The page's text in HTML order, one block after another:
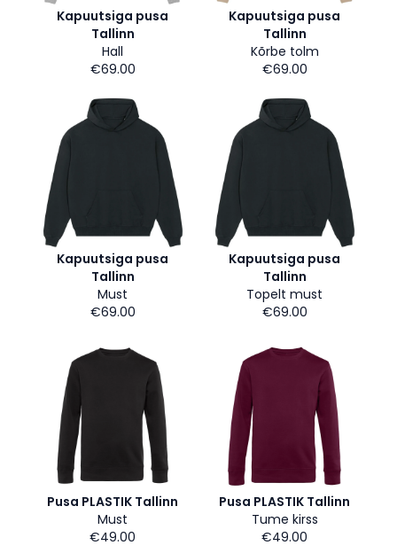
Kapuutsiga pusa
Tallinn
Hall
€69.00
Kapuutsiga pusa
Tallinn
Kõrbe tolm
€69.00
Kapuutsiga pusa
Tallinn
Must
€69.00
Kapuutsiga pusa
Tallinn
Topelt must
€69.00
Pusa PLASTIK Tallinn
Must
€49.00
Pusa PLASTIK Tallinn
Tume kirss
€49.00